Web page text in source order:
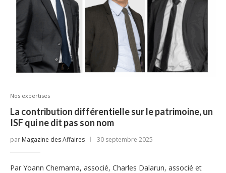
Nos expertises
La contribution différentielle sur le patrimoine, un
ISF qui ne dit pas son nom
par Magazine des Affaires 30 septembre 2025
Par Yoann Chemama, associé, Charles Dalarun, associé et